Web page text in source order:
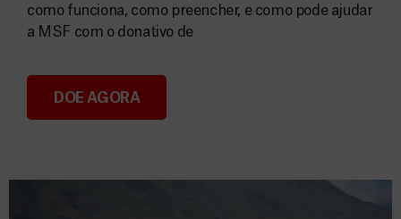
Consignação do IRS 2026
como funciona, como preencher, e como pode ajudar
a MSF com o donativo de
DOE AGORA